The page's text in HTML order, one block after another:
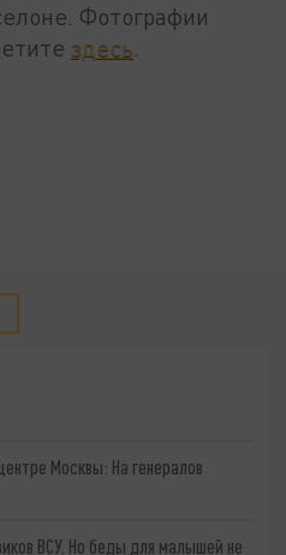
Фотографии
здесь
Москвы: На генералов
ВСУ. Но беды для малышей не